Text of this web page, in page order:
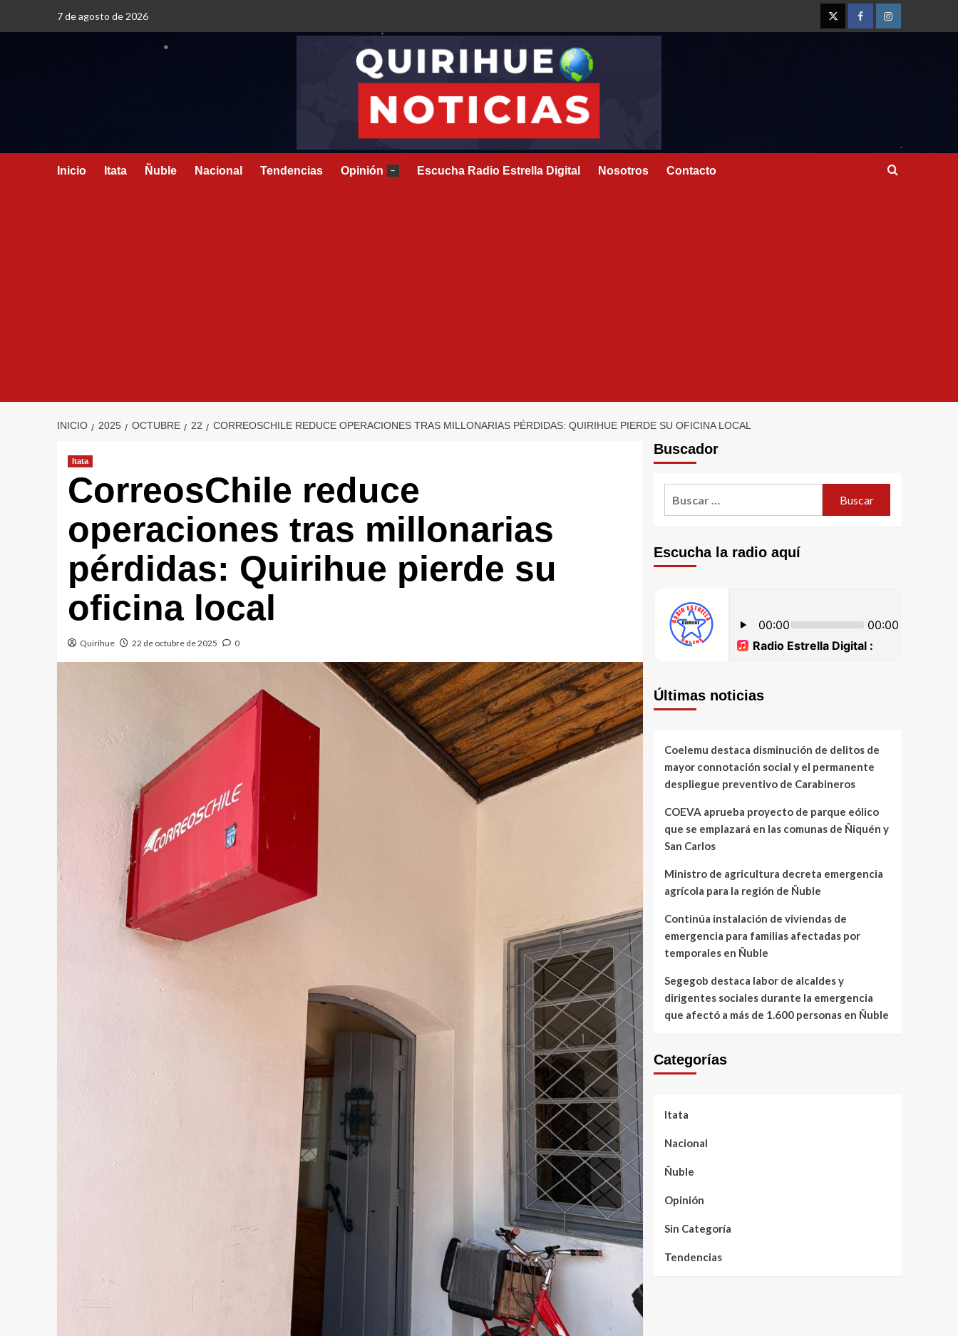
7 de agosto de 2026
Inicio Itata Ñuble Nacional Tendencias Opinión – Escucha Radio Estrella Digital Nosotros Contacto
INICIO 2025 OCTUBRE 22 CORREOSCHILE REDUCE OPERACIONES TRAS MILLONARIAS PÉRDIDAS: QUIRIHUE PIERDE SU OFICINA LOCAL
Itata
CorreosChile reduce
operaciones tras millonarias
pérdidas: Quirihue pierde su
oficina local
Quirihue 22 de octubre de 2025 0
Buscador
Escucha la radio aquí
Últimas noticias
Coelemu destaca disminución de delitos de
mayor connotación social y el permanente
despliegue preventivo de Carabineros
COEVA aprueba proyecto de parque eólico
que se emplazará en las comunas de Ñiquén y
San Carlos
Ministro de agricultura decreta emergencia
agrícola para la región de Ñuble
Continúa instalación de viviendas de
emergencia para familias afectadas por
temporales en Ñuble
Segegob destaca labor de alcaldes y
dirigentes sociales durante la emergencia
que afectó a más de 1.600 personas en Ñuble
Categorías
Itata
Nacional
Ñuble
Opinión
Sin Categoría
Tendencias